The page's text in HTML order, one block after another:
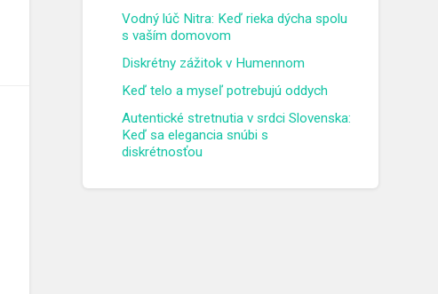
Vodný lúč Nitra: Keď rieka dýcha spolu
s vaším domovom
Diskrétny zážitok v Humennom
Keď telo a myseľ potrebujú oddych
Autentické stretnutia v srdci Slovenska:
Keď sa elegancia snúbi s
diskrétnosťou